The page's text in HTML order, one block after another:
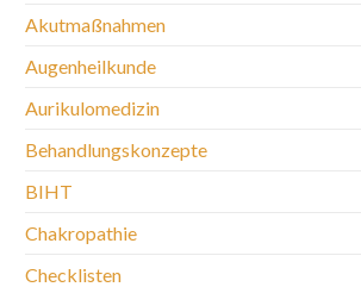
Akutmaßnahmen
Augenheilkunde
Aurikulomedizin
Behandlungskonzepte
BIHT
Chakropathie
Checklisten